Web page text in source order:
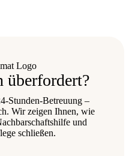
überfordert?
Stunden-Betreuung –
Wir zeigen Ihnen, wie
und
schließen.